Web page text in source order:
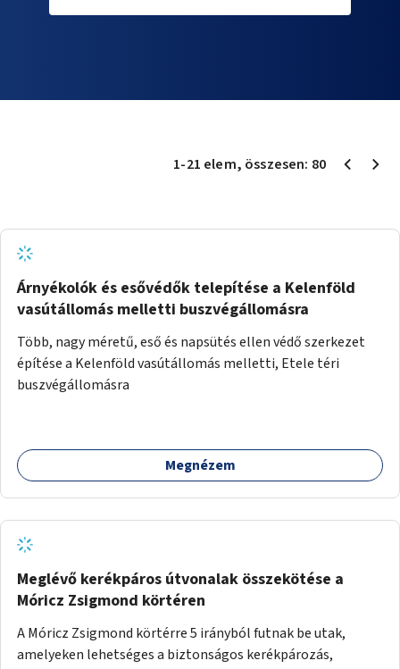
1-21 elem, összesen: 80
Árnyékolók és esővédők telepítése a Kelenföld
vasútállomás melletti buszvégállomásra
Több, nagy méretű, eső és napsütés ellen védő szerkezet
építése a Kelenföld vasútállomás melletti, Etele téri
buszvégállomásra
Megnézem
Meglévő kerékpáros útvonalak összekötése a
Móricz Zsigmond körtéren
A Móricz Zsigmond körtérre 5 irányból futnak be utak,
amelyeken lehetséges a biztonságos kerékpározás,